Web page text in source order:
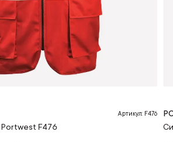
Артикул: F476
F476